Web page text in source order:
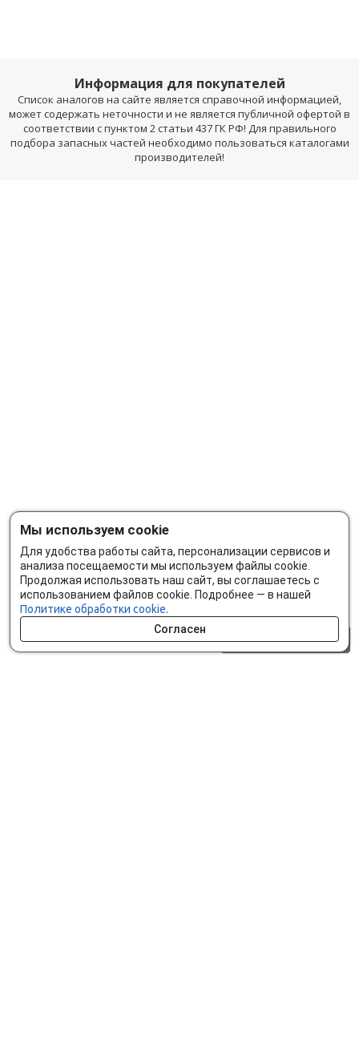
Информация для покупателей
Список аналогов на сайте является справочной информацией,
может содержать неточности и не является публичной офертой в
соответствии с пунктом 2 статьи 437 ГК РФ! Для правильного
подбора запасных частей необходимо пользоваться каталогами
производителей!
Мы используем cookie
Для удобства работы сайта, персонализации сервисов и
анализа посещаемости мы используем файлы cookie.
Продолжая использовать наш сайт, вы соглашаетесь с
использованием файлов cookie. Подробнее — в нашей
Политике обработки cookie.
Согласен